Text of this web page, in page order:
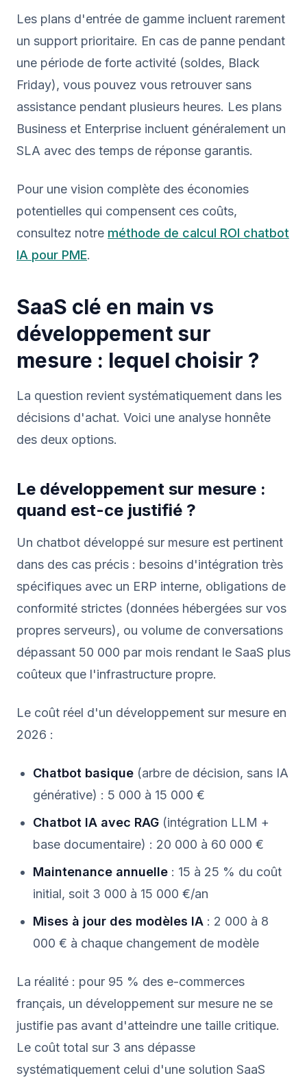
Les plans d'entrée de gamme incluent rarement
un support prioritaire. En cas de panne pendant
une période de forte activité (soldes, Black
Friday), vous pouvez vous retrouver sans
assistance pendant plusieurs heures. Les plans
Business et Enterprise incluent généralement un
SLA avec des temps de réponse garantis.
Pour une vision complète des économies
potentielles qui compensent ces coûts,
consultez notre méthode de calcul ROI chatbot
IA pour PME.
SaaS clé en main vs
développement sur
mesure : lequel choisir ?
La question revient systématiquement dans les
décisions d'achat. Voici une analyse honnête
des deux options.
Le développement sur mesure :
quand est-ce justifié ?
Un chatbot développé sur mesure est pertinent
dans des cas précis : besoins d'intégration très
spécifiques avec un ERP interne, obligations de
conformité strictes (données hébergées sur vos
propres serveurs), ou volume de conversations
dépassant 50 000 par mois rendant le SaaS plus
coûteux que l'infrastructure propre.
Le coût réel d'un développement sur mesure en
2026 :
Chatbot basique (arbre de décision, sans IA
générative) : 5 000 à 15 000 €
Chatbot IA avec RAG (intégration LLM +
base documentaire) : 20 000 à 60 000 €
Maintenance annuelle : 15 à 25 % du coût
initial, soit 3 000 à 15 000 €/an
Mises à jour des modèles IA : 2 000 à 8
000 € à chaque changement de modèle
La réalité : pour 95 % des e-commerces
français, un développement sur mesure ne se
justifie pas avant d'atteindre une taille critique.
Le coût total sur 3 ans dépasse
systématiquement celui d'une solution SaaS